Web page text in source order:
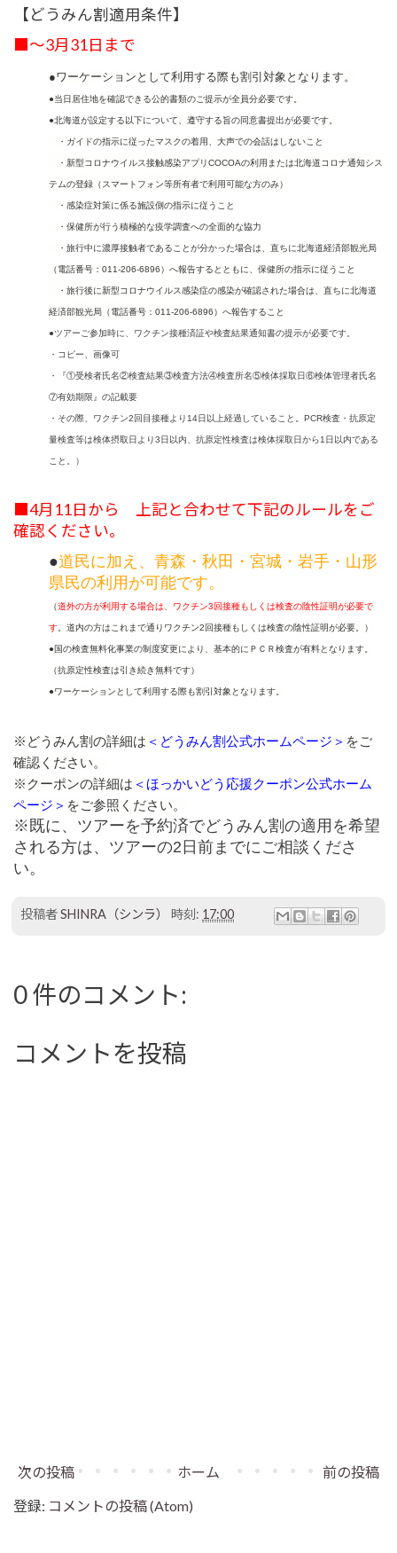
【どうみん割適用条件】
■～3月31日まで
●ワーケーションとして利用する際も割引対象となります。
●当日居住地を確認できる公的書類のご提示が全員分必要です。
●北海道が設定する以下について、遵守する旨の同意書提出が必要です。
・ガイドの指示に従ったマスクの着用、 大声での会話はしないこと
・新型コロナウイルス接触感染アプリCOCOAの利用または北海道コロナ通知シス
テムの登録（スマートフォン等所有者で利用可能な方のみ）
・感染症対策に係る施設側の指示に従うこと
・保健所が行う積極的な疫学調査への全面的な協力
・旅行中に濃厚接触者であることが分かった場合は、直ちに北海道経済部観光局
（電話番号：011-206-6896）へ報告するとともに、保健所の指示に従うこと
・旅行後に新型コロナウイルス感染症の感染が確認された場合は、直ちに北海道
経済部観光局（電話番号：011-206-6896）へ報告すること
●ツアーご参加時に、ワクチン接種済証や検査結果通知書の提示が必要です。
・コピー、画像可
・『①受検者氏名②検査結果③検査方法④検査所名⑤検体採取日⑥検体管理者氏名
⑦有効期限』の記載要
・その際、ワクチン2回目接種より14日以上経過していること。PCR検査・抗原定
量検査等は検体摂取日より3日以内、抗原定性検査は検体採取日から1日以内である
こと。）
■4月11日から 上記と合わせて下記のルールをご
確認ください。
●道民に加え、青森・秋田・宮城・岩手・山形
県民の利用が可能です。
（道外の方が利用する場合は、ワクチン3回接種もしくは検査の陰性証明が必要で
す 。道内の方はこれまで通りワクチン2回接種もしくは検査の陰性証明が必要。）
●国の検査無料化事業の制度変更により、基本的にＰＣＲ検査が有料となります。
（抗原定性検査は引き続き無料です）
●ワーケーションとして利用する際も割引対象となります。
※どうみん割の詳細は ＜どうみん割公式ホームページ＞ をご
確認ください。
※クーポンの詳細は ＜ほっかいどう応援クーポン公式ホーム
ページ＞ をご参照ください。
※既に、ツアーを予約済でどうみん割の適用を希望
される方は、ツアーの2日前までにご相談くださ
い。
投稿者SHINRA（シンラ） 時刻: 17:00
0 件のコメント:
コメントを投稿
次の投稿 前の投稿
ホーム
登録: コメントの投稿 (Atom)